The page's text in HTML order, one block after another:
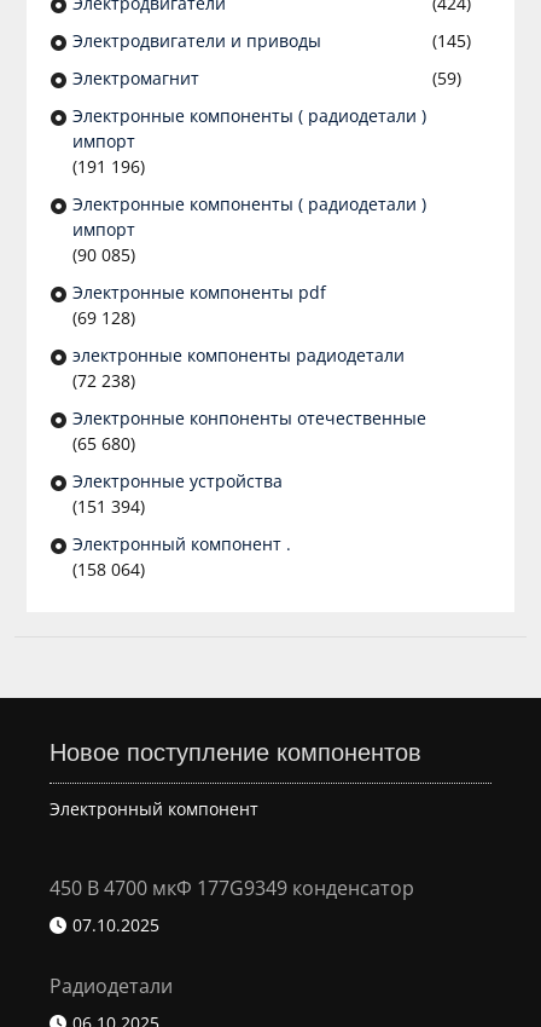
Электродвигатели и приводы
(145)
Электромагнит
(59)
Электронные компоненты ( радиодетали )
импорт
(191 196)
Электронные компоненты ( радиодетали )
импорт
(90 085)
Электронные компоненты pdf
(69 128)
электронные компоненты радиодетали
(72 238)
Электронные конпоненты отечественные
(65 680)
Электронные устройства
(151 394)
Электронный компонент .
(158 064)
Новое поступление компонентов
Электронный компонент
450 В 4700 мкФ 177G9349 конденсатор
07.10.2025
Радиодетали
06.10.2025